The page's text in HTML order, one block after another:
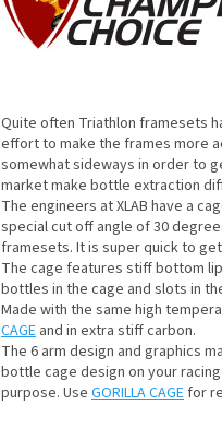
Quite often Triathlon framesets
effort to make the frames more
somewhat sideways in order to
market make bottle extraction
The engineers at XLAB have a
special cut off angle of 30
framesets. It is super quick to
The cage features stiff bottom
bottles in the cage and slots in
Made with the same high
CAGE and in extra stiff carbon.
The 6 arm design and graphics
bottle cage design on your
purpose. Use GORILLA CAGEfor